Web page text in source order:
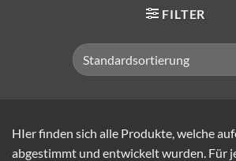
FILTER
HIer finden sich alle Produkte, welche
abgestimmt und entwickelt wurden. Für